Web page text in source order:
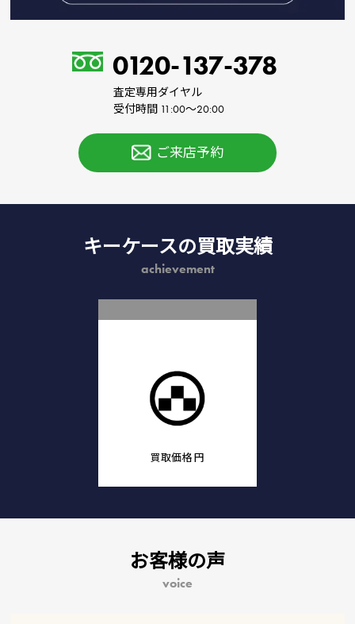
0120-137-378
査定専用ダイヤル
受付時間 11:00～20:00
ご来店予約
キーケースの買取実績
achievement
買取価格 円
お客様の声
voice